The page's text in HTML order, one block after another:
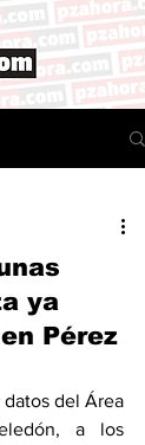
ya
Pérez
datos del Área
a los